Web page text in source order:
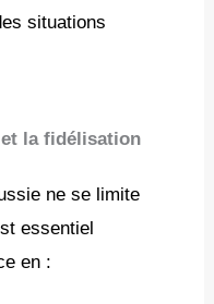
situations
la fidélisation
ne se limite
essentiel
en :